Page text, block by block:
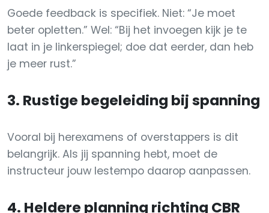
Goede feedback is specifiek. Niet: “Je moet
beter opletten.” Wel: “Bij het invoegen kijk je te
laat in je linkerspiegel; doe dat eerder, dan heb
je meer rust.”
3. Rustige begeleiding bij spanning
Vooral bij herexamens of overstappers is dit
belangrijk. Als jij spanning hebt, moet de
instructeur jouw lestempo daarop aanpassen.
4. Heldere planning richting CBR